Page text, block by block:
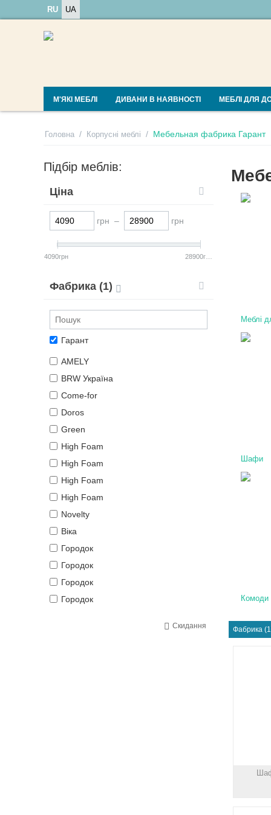
RU UA
М'ЯКІ МЕБЛІ ДИВАНИ В НАЯВНОСТІ МЕБЛІ ДЛЯ
Головна / Корпусні меблі / Мебельная фабрика Гарант
Підбір меблів:
Ціна
грн – грн
4090грн 28900грн
Фабрика (1)
Гарант
AMELY
BRW Україна
Come-for
Doros
Green
High Foam
High Foam
High Foam
High Foam
Novelty
Віка
Городок
Городок
Городок
Городок
Скидання
Меблі
Шафи
Комоди
Фабрика